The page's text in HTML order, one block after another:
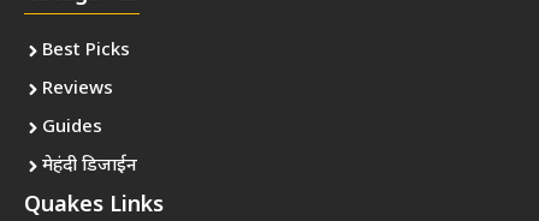
Best Picks
Reviews
Guides
मेहंदी डिजाईन
Quakes Links